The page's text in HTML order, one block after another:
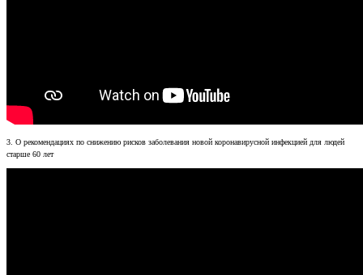
3. О рекомендациях по снижению рисков заболевания новой коронавирусной инфекцией для людей
старше 60 лет